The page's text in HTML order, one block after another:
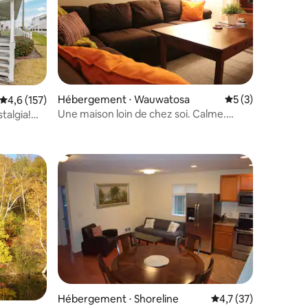
: 4,96 sur 5
Évaluation moyenne sur la base de 157 commentaires : 4,6 sur 5
4,6 (157)
Hébergement ⋅ Wauwatosa Évaluation
5 (3)
Une maison loin de chez soi. Calme.
: 4,97 sur 5
Hébergement ⋅ Shoreline Évaluation
4,7 (37)